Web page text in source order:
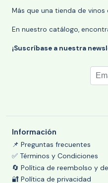
Más que una tienda de
En nuestro catálogo,
¡Suscríbase a nuestra
Información
📌 Preguntas frecuentes
✅ Términos y Condiciones
🔄 Política de reembolso y
🔐 Política de privacidad